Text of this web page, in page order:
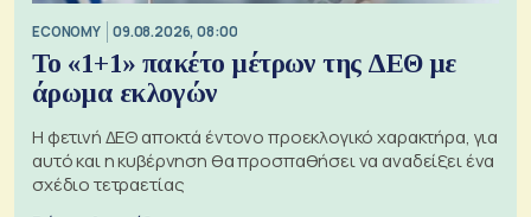
ECONOMY 09.08.2026, 08:00
Το «1+1» πακέτο μέτρων της ΔΕΘ με
άρωμα εκλογών
Η φετινή ΔΕΘ αποκτά έντονο προεκλογικό χαρακτήρα, για
αυτό και η κυβέρνηση θα προσπαθήσει να αναδείξει ένα
σχέδιο τετραετίας